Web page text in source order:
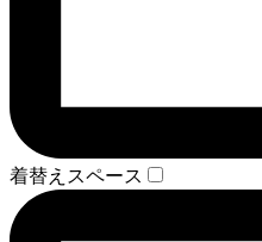
着替えスペース